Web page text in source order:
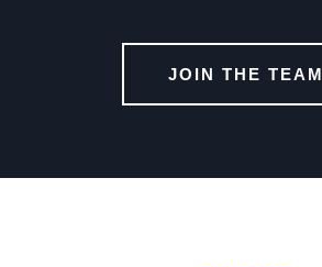
JOIN THE TEAM